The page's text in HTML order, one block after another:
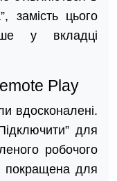
замість цього
у вкладці
Play
вдосконалені.
для
робочого
покращена для